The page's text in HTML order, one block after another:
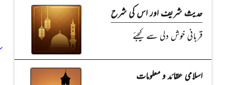
حدیث شریف اور اس کی شرح
قربانی خوش دلی سے کیجئے
اسلامی عقائد و معلومات